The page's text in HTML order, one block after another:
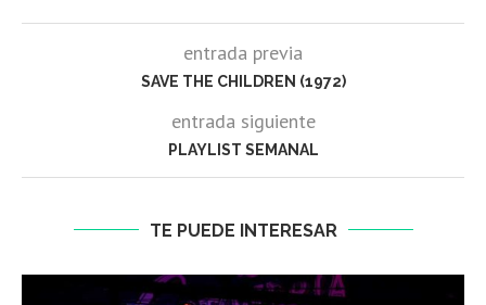
entrada previa
SAVE THE CHILDREN (1972)
entrada siguiente
PLAYLIST SEMANAL
TE PUEDE INTERESAR